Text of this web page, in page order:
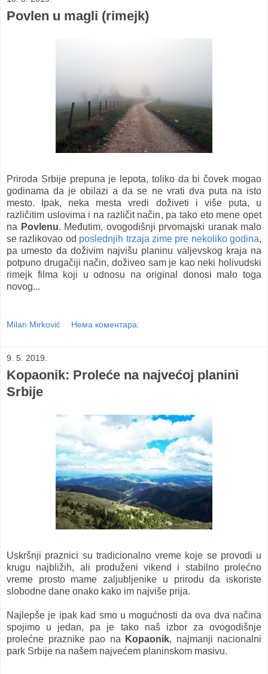
Povlen u magli (rimejk)
Priroda Srbije prepuna je lepota, toliko da bi čovek mogao
godinama da je obilazi a da se ne vrati dva puta na isto
mesto. Ipak, neka mesta vredi doživeti i više puta, u
različitim uslovima i na različit način, pa tako eto mene opet
na Povlenu. Međutim, ovogodišnji prvomajski uranak malo
se razlikovao od poslednjih trzaja zime pre nekoliko godina,
pa umesto da doživim najvišu planinu valjevskog kraja na
potpuno drugačiji način, doživeo sam je kao neki holivudski
rimejk filma koji u odnosu na original donosi malo toga
novog...
Milan Mirković Нема коментара:
9. 5. 2019.
Kopaonik: Proleće na najvećoj planini
Srbije
Uskršnji praznici su tradicionalno vreme koje se provodi u
krugu najbližih, ali produženi vikend i stabilno prolećno
vreme prosto mame zaljubljenike u prirodu da iskoriste
slobodne dane onako kako im najviše prija.
Najlepše je ipak kad smo u mogućnosti da ova dva načina
spojimo u jedan, pa je tako naš izbor za ovogodišnje
prolećne praznike pao na
Kopaonik, najmanji nacionalni
park Srbije na našem najvećem planinskom masivu.